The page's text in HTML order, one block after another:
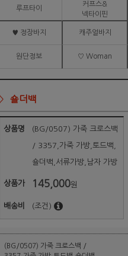
루프타이
커프스&
넥타이핀
♥ 정장바지 캐주얼바지
원단정보 ♡ Woman
숄더백
상품명 (BG/0507) 가죽 크로스백
/ 3357,가죽 가방,토드백,
숄더백,서류가방,남자 가방
상품가 145,000원
배송비 (조건)
(BG/0507) 가죽 크로스백 /